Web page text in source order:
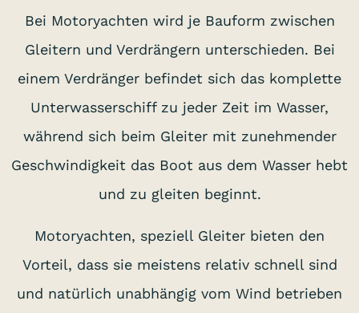
Bei Motoryachten wird je Bauform zwischen
Gleitern und Verdrängern unterschieden. Bei
einem Verdränger befindet sich das komplette
Unterwasserschiff zu jeder Zeit im Wasser,
während sich beim Gleiter mit zunehmender
Geschwindigkeit das Boot aus dem Wasser hebt
und zu gleiten beginnt.
Motoryachten, speziell Gleiter bieten den
Vorteil, dass sie meistens relativ schnell sind
und natürlich unabhängig vom Wind betrieben